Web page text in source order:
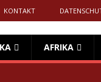
KONTAKT
AFRIKA